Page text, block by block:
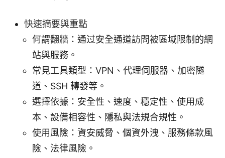
快速摘要與重點
何謂翻牆：通过安全通道訪問被區域限制的網
站與服務。
常見工具類型：VPN、代理伺服器、加密隧
道、SSH 轉發等。
選擇依據：安全性、速度、穩定性、使用成
本、設備相容性、隱私與法規合規性。
使用風險：資安威脅、個資外洩、服務條款風
險、法律風險。